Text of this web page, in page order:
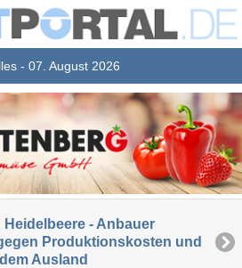
- 07. August 2026
Heidelbeere - Anbauer
Produktionskosten und
Ausland